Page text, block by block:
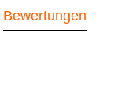
Bewertungen